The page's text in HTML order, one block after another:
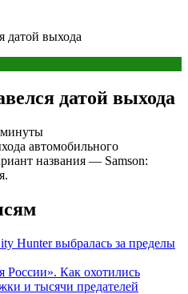
датой выхода
датой выхода
автомобильного
названия — Samson:
Hunter выбралась за пределы
России». Как охотились
и тысячи предателей